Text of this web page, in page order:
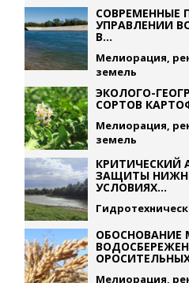
СОВРЕМЕННЫЕ
УПРАВЛЕНИИ
В...
Мелиорация,
земель
ЭКОЛОГО-
СОРТОВ
Мелиорация,
земель
КРИТИЧЕСКИЙ
ЗАЩИТЫ
УСЛОВИЯХ...
ОБОСНОВАНИЕ
Мелиорация,